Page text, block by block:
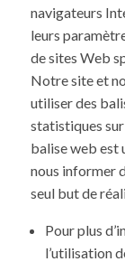
navigateurs
leurs
de sites Web
Notre site et
utiliser des
statistiques
balise web est
nous informer
seul but de
Pour plus
l’utilisation